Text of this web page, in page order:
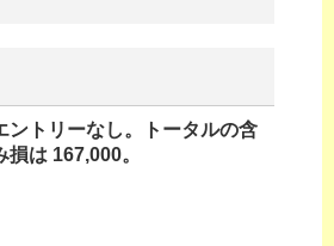
ントリーなし。トータルの含
損は 167,000。